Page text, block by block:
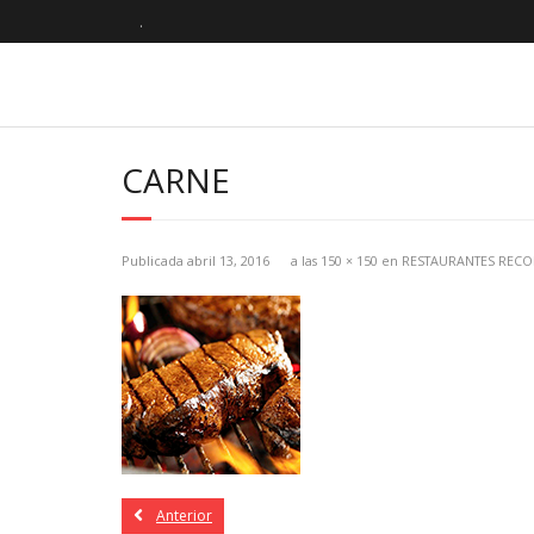
.
CARNE
Publicada abril 13, 2016 a las 150 × 150 en RESTAURANTES
Anterior